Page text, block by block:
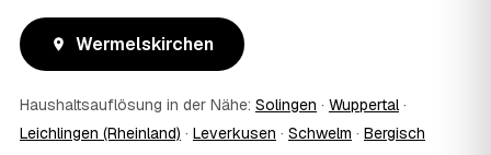
lassen sich per Fotos auf dem Laufenden halten. Eine
kurze Übergabe zu Beginn und zur besenreinen Abnahme
genügt meist.
Bekomme ich einen Entsorgungsnachweis?
Ja. Sie erhalten auf Wunsch einen Entsorgungs- bzw.
Verwertungsnachweis über die fachgerechte Entsorgung.
Wermelskirchen
Haushaltsauflösung in der Nähe: Solingen · Wuppertal·
Leichlingen (Rheinland) · Leverkusen · Schwelm · Bergisch